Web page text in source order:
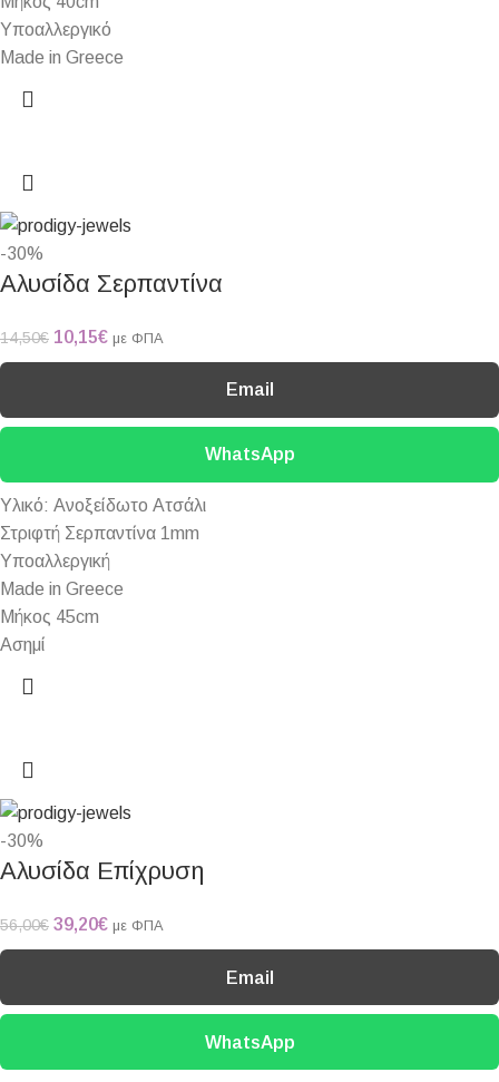
Υποαλλεργικό
Made in Greece
-30%
Αλυσίδα Σερπαντίνα
14,50€ 10,15€ με ΦΠΑ
Email
WhatsApp
Υλικό: Ανοξείδωτο Ατσάλι
Στριφτή Σερπαντίνα 1mm
Υποαλλεργική
Made in Greece
Μήκος 45cm
Ασημί
-30%
Αλυσίδα Επίχρυση
56,00€ 39,20€ με ΦΠΑ
Email
WhatsApp